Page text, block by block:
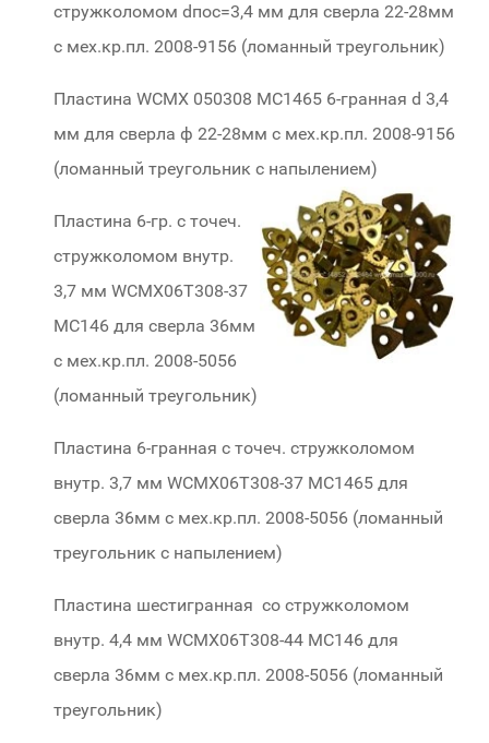
стружколомом dпос=3,4 мм для сверла 22-28мм
с мех.кр.пл. 2008-9156 (ломанный треугольник)
Пластина WCMX 050308 МС1465 6-гранная d 3,4
мм для сверла ф 22-28мм с мех.кр.пл. 2008-9156
(ломанный треугольник с напылением)
Пластина 6-гр. с точеч.
стружколомом внутр.
3,7 мм WCMX06T308-37
МС146 для сверла 36мм
с мех.кр.пл. 2008-5056
(ломанный треугольник)
Пластина 6-гранная с точеч. стружколомом
внутр. 3,7 мм WCMX06T308-37 МС1465 для
сверла 36мм с мех.кр.пл. 2008-5056 (ломанный
треугольник с напылением)
Пластина шестигранная со стружколомом
внутр. 4,4 мм WCMX06T308-44 МС146 для
сверла 36мм с мех.кр.пл. 2008-5056 (ломанный
треугольник)